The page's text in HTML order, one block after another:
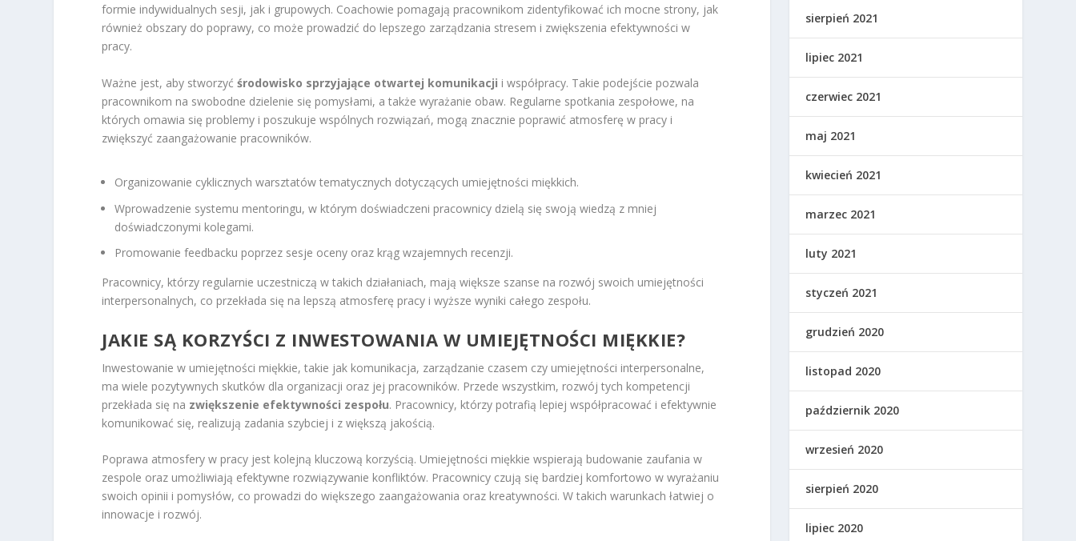
formie indywidualnych sesji, jak i grupowych. Coachowie pomagają pracownikom zidentyfikować ich mocne strony, jak
również obszary do poprawy, co może prowadzić do lepszego zarządzania stresem i zwiększenia efektywności w
pracy.
Ważne jest, aby stworzyćśrodowisko sprzyjające otwartej komunikacji i współpracy. Takie podejście pozwala
pracownikom na swobodne dzielenie się pomysłami, a także wyrażanie obaw. Regularne spotkania zespołowe, na
których omawia się problemy i poszukuje wspólnych rozwiązań, mogą znacznie poprawić atmosferę w pracy i
zwiększyć zaangażowanie pracowników.
Organizowanie cyklicznych warsztatów tematycznych dotyczących umiejętności miękkich.
Wprowadzenie systemu mentoringu, w którym doświadczeni pracownicy dzielą się swoją wiedzą z mniej
doświadczonymi kolegami.
Promowanie feedbacku poprzez sesje oceny oraz krąg wzajemnych recenzji.
Pracownicy, którzy regularnie uczestniczą w takich działaniach, mają większe szanse na rozwój swoich umiejętności
interpersonalnych, co przekłada się na lepszą atmosferę pracy i wyższe wyniki całego zespołu.
JAKIE SĄ KORZYŚCI Z INWESTOWANIA W UMIEJĘTNOŚCI MIĘKKIE?
Inwestowanie w umiejętności miękkie, takie jak komunikacja, zarządzanie czasem czy umiejętności interpersonalne,
ma wiele pozytywnych skutków dla organizacji oraz jej pracowników. Przede wszystkim, rozwój tych kompetencji
przekłada się na zwiększenie efektywności zespołu. Pracownicy, którzy potrafią lepiej współpracować i efektywnie
komunikować się, realizują zadania szybciej i z większą jakością.
Poprawa atmosfery w pracy jest kolejną kluczową korzyścią. Umiejętności miękkie wspierają budowanie zaufania w
zespole oraz umożliwiają efektywne rozwiązywanie konfliktów. Pracownicy czują się bardziej komfortowo w wyrażaniu
swoich opinii i pomysłów, co prowadzi do większego zaangażowania oraz kreatywności. W takich warunkach łatwiej o
innowacje i rozwój.
sierpień 2021
lipiec 2021
czerwiec 2021
maj 2021
kwiecień 2021
marzec 2021
luty 2021
styczeń 2021
grudzień 2020
listopad 2020
październik 2020
wrzesień 2020
sierpień 2020
lipiec 2020